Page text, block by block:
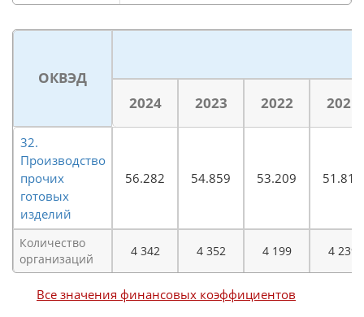
ОКВЭД
2024
2023 2022 2021
32.
Производство
прочих
готовых
изделий
56.282 54.859 53.209 51.819
Количество
организаций
4 342 4 352 4 199 4 239
Все значения финансовых коэффициентов